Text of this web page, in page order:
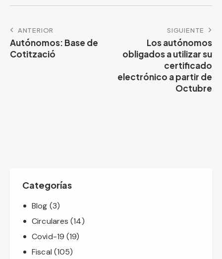
ANTERIOR
Autónomos: Base de
Cotització
SIGUIENTE
Los autónomos
obligados a utilizar su
certificado
electrónico a partir de
Octubre
Categorías
Blog (3)
Circulares (14)
Covid-19 (19)
Fiscal (105)